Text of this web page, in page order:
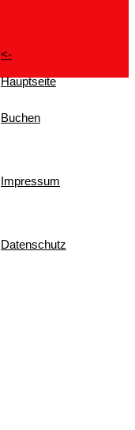
<-
Hauptseite
Buchen
Impressum
Datenschutz